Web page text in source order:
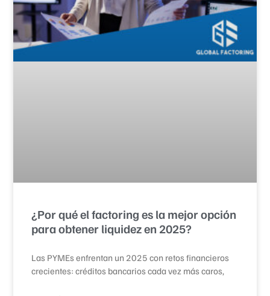
¿Por qué el factoring es la mejor opción
para obtener liquidez en 2025?
Las PYMEs enfrentan un 2025 con retos financieros
crecientes: créditos bancarios cada vez más caros,